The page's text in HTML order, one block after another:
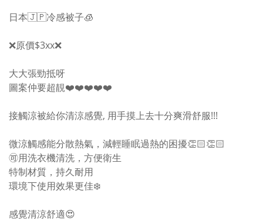
日本🇯🇵冷感被子🧊
❌原價$3xx❌
大大張勁抵呀
圖案仲要超靚❤️❤️❤️❤️❤️
接觸涼被給你清涼感覺, 用手摸上去十分爽滑舒服!!!
微涼觸感能分散熱氣，減輕睡眠過熱的困擾👏🏻👏🏻
🉑用洗衣機清洗，方便衛生
特制材質，持久耐用
環境下使用效果更佳❄️
感覺清涼舒適😍